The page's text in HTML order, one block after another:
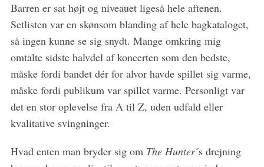
Barren er sat højt og niveauet ligeså hele aftenen.
Setlisten var en skønsom blanding af hele bagkataloget,
så ingen kunne se sig snydt. Mange omkring mig
omtalte sidste halvdel af koncerten som den bedste,
måske fordi bandet dér for alvor havde spillet sig varme,
måske fordi publikum var spillet varme. Personligt var
det en stor oplevelse fra A til Z, uden udfald eller
kvalitative svingninger.
Hvad enten man bryder sig om The Hunter´s drejning